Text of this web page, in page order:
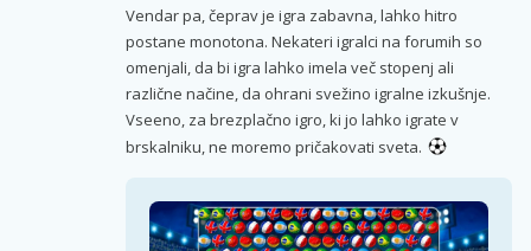
Vendar pa, čeprav je igra zabavna, lahko hitro
postane monotona. Nekateri igralci na forumih so
omenjali, da bi igra lahko imela več stopenj ali
različne načine, da ohrani svežino igralne izkušnje.
Vseeno, za brezplačno igro, ki jo lahko igrate v
brskalniku, ne moremo pričakovati sveta.